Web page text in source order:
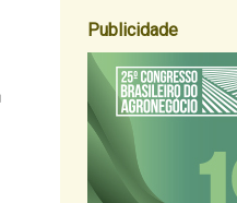
Publicidade